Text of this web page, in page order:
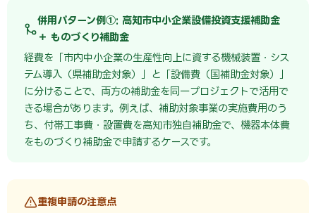
併用パターン例①: 高知市中小企業設備投資支援補助金
＋ ものづくり補助金
経費を「市内中小企業の生産性向上に資する機械装置・シス
テム導入（県補助金対象）」と「設備費（国補助金対象）」
に分けることで、両方の補助金を同一プロジェクトで活用で
きる場合があります。例えば、補助対象事業の実施費用のう
ち、付帯工事費・設置費を高知市独自補助金で、機器本体費
をものづくり補助金で申請するケースです。
重複申請の注意点